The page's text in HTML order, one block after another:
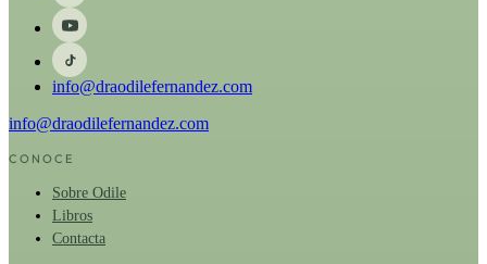
info@draodilefernandez.com
info@draodilefernandez.com
CONOCE
Sobre Odile
Libros
Contacta